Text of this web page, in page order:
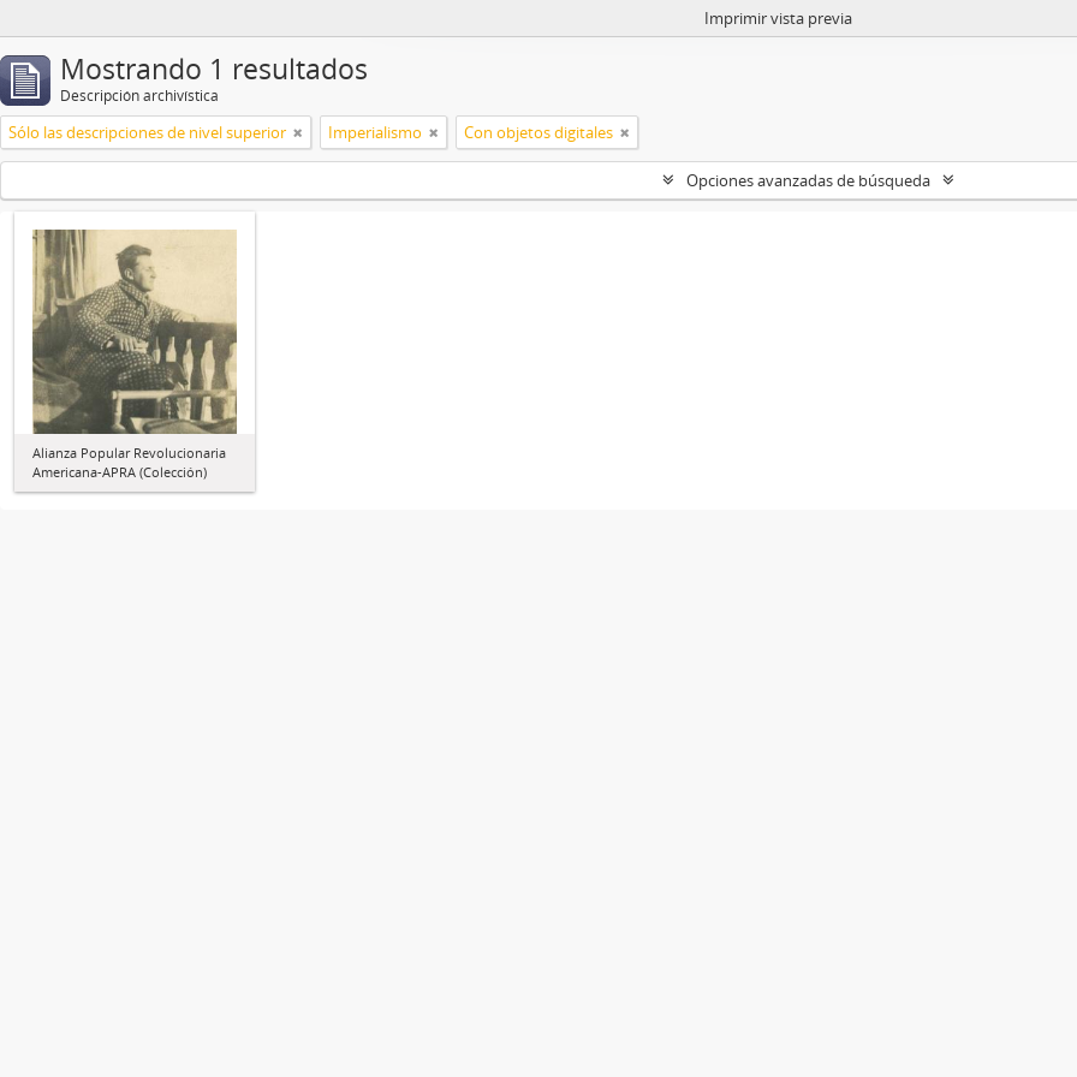
Imprimir vista previa
Mostrando 1 resultados
Descripción archivística
Sólo las descripciones de nivel superior Imperialismo Con objetos digitales
Opciones avanzadas de búsqueda
Alianza Popular Revolucionaria
Americana-APRA (Colección)